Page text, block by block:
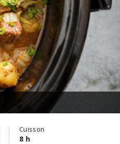
Cuisson
8 h